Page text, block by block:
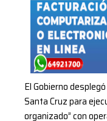
El Gobierno
Santa Cruz para
organizado” con